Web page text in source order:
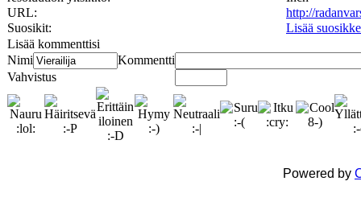
URL:
http://
Suosikit:
Lisää
Lisää kommenttisi
Nimi
Kommentti
Vahvistus
Powered by